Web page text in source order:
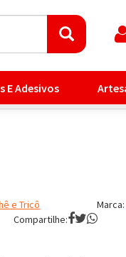
E Adesivos
e Tricô Marca:
Compartilhe: